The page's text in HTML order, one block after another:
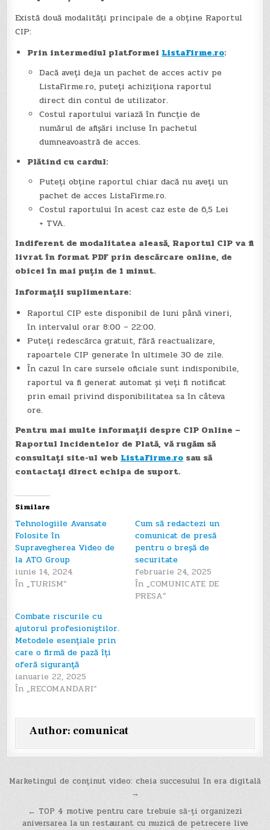
Există două modalități principale de a obține Raportul
CIP:
Prin intermediul platformei ListaFirme.ro:
Dacă aveți deja un pachet de acces activ pe
ListaFirme.ro, puteți achiziționa raportul
direct din contul de utilizator.
Costul raportului variază în funcție de
numărul de afișări incluse în pachetul
dumneavoastră de acces.
Plătind cu cardul:
Puteți obține raportul chiar dacă nu aveți un
pachet de acces ListaFirme.ro.
Costul raportului în acest caz este de 6,5 Lei
+ TVA.
Indiferent de modalitatea aleasă, Raportul CIP va fi
livrat în format PDF prin descărcare online, de
obicei în mai puțin de 1 minut.
Informații suplimentare:
Raportul CIP este disponibil de luni până vineri,
în intervalul orar 8:00 – 22:00.
Puteți redescărca gratuit, fără reactualizare,
rapoartele CIP generate în ultimele 30 de zile.
În cazul în care sursele oficiale sunt indisponibile,
raportul va fi generat automat și veți fi notificat
prin email privind disponibilitatea sa în câteva
ore.
Pentru mai multe informații despre CIP Online –
Raportul Incidentelor de Plată, vă rugăm să
consultați site-ul web ListaFirme.ro sau să
contactați direct echipa de suport.
Similare
Tehnologiile Avansate
Folosite în
Supravegherea Video de
la ATO Group
iunie 14, 2024
În „TURISM”
Cum să redactezi un
comunicat de presă
pentru o breșă de
securitate
februarie 24, 2025
În „COMUNICATE DE
PRESA”
Combate riscurile cu
ajutorul profesioniștilor.
Metodele esențiale prin
care o firmă de pază îți
oferă siguranță
ianuarie 22, 2025
În „RECOMANDARI”
Author: comunicat
Navigare
articole
Marketingul de conținut video: cheia succesului în era digitală
→
← TOP 4 motive pentru care trebuie să-ți organizezi
aniversarea la un restaurant cu muzică de petrecere live